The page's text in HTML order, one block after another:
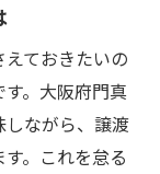
ておきたいの
。大阪府門真
ながら、譲渡
。これを怠る